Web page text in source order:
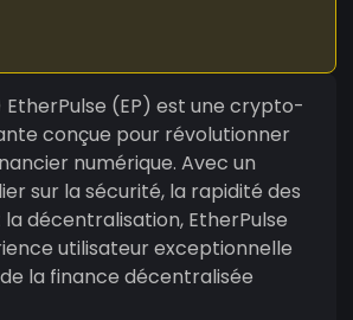
EtherPulse (EP) est une crypto-
conçue pour révolutionner
numérique. Avec un
sur la sécurité, la rapidité des
décentralisation, EtherPulse
utilisateur exceptionnelle
la finance décentralisée